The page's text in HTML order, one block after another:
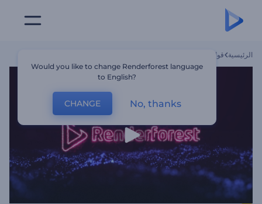
الرئيسية قوالب
Would you like to change Renderforest language
to English?
CHANGE No, thanks